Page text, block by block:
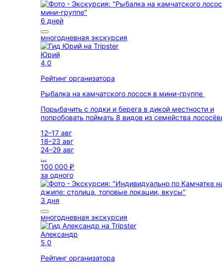
6 дней
многодневная экскурсия
Юрий
4,0
Рейтинг организатора
Рыбалка на камчатского лосося в мини-группе
Порыбачить с лодки и берега в дикой местности и
попробовать поймать 8 видов из семейства
12–17 авг
18–23 авг
24–29 авг
...
100 000 ₽
за одного
3 дня
многодневная экскурсия
Александр
5,0
Рейтинг организатора